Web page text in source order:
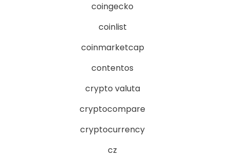
coingecko
coinlist
coinmarketcap
contentos
crypto valuta
cryptocompare
cryptocurrency
cz